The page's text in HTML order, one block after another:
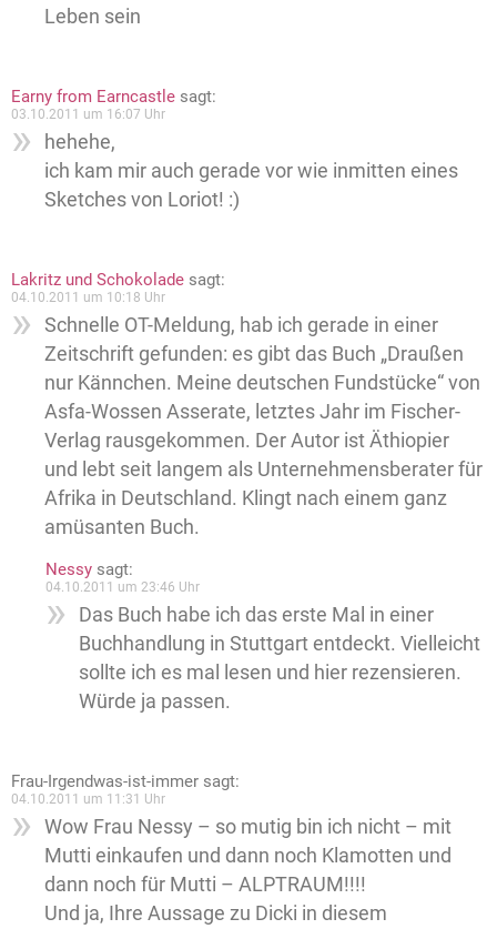
Leben sein
Earny from Earncastle sagt:
03.10.2011 um 16:07 Uhr
hehehe,
ich kam mir auch gerade vor wie inmitten eines
Sketches von Loriot! :)
Lakritz und Schokolade sagt:
04.10.2011 um 10:18 Uhr
Schnelle OT-Meldung, hab ich gerade in einer
Zeitschrift gefunden: es gibt das Buch „Draußen
nur Kännchen. Meine deutschen Fundstücke“ von
Asfa-Wossen Asserate, letztes Jahr im Fischer-
Verlag rausgekommen. Der Autor ist Äthiopier
und lebt seit langem als Unternehmensberater für
Afrika in Deutschland. Klingt nach einem ganz
amüsanten Buch.
Nessy sagt:
04.10.2011 um 23:46 Uhr
Das Buch habe ich das erste Mal in einer
Buchhandlung in Stuttgart entdeckt. Vielleicht
sollte ich es mal lesen und hier rezensieren.
Würde ja passen.
Frau-Irgendwas-ist-immer sagt:
04.10.2011 um 11:31 Uhr
Wow Frau Nessy – so mutig bin ich nicht – mit
Mutti einkaufen und dann noch Klamotten und
dann noch für Mutti – ALPTRAUM!!!!
Und ja, Ihre Aussage zu Dicki in diesem